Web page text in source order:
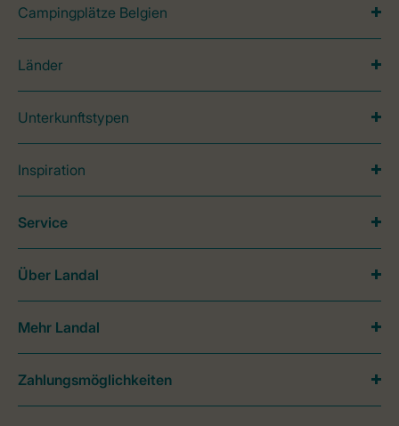
Campingplätze Belgien
Länder
Unterkunftstypen
Inspiration
Service
Über Landal
Mehr Landal
Zahlungsmöglichkeiten